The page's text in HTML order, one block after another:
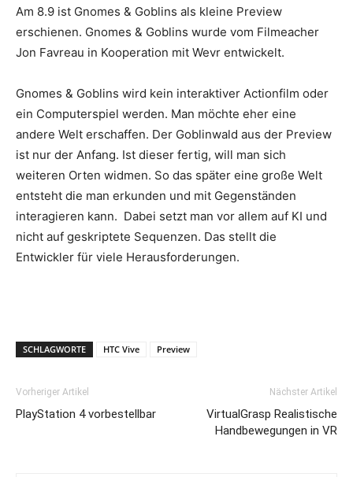
Am 8.9 ist Gnomes & Goblins als kleine Preview
erschienen. Gnomes & Goblins wurde vom Filmeacher
Jon Favreau in Kooperation mit Wevr entwickelt.
Gnomes & Goblins wird kein interaktiver Actionfilm oder
ein Computerspiel werden. Man möchte eher eine
andere Welt erschaffen. Der Goblinwald aus der Preview
ist nur der Anfang. Ist dieser fertig, will man sich
weiteren Orten widmen. So das später eine große Welt
entsteht die man erkunden und mit Gegenständen
interagieren kann. Dabei setzt man vor allem auf KI und
nicht auf geskriptete Sequenzen. Das stellt die
Entwickler für viele Herausforderungen.
SCHLAGWORTE HTC Vive Preview
Vorheriger Artikel
PlayStation 4 vorbestellbar
Nächster Artikel
VirtualGrasp Realistische
Handbewegungen in VR